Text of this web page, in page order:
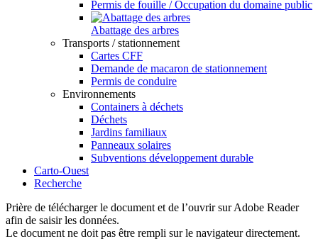
Permis de fouille / Occupation du domaine public
Abattage des arbres
Transports / stationnement
Cartes CFF
Demande de macaron de stationnement
Permis de conduire
Environnements
Containers à déchets
Déchets
Jardins familiaux
Panneaux solaires
Subventions développement durable
Carto-Ouest
Recherche
Prière de télécharger le document et de l’ouvrir sur Adobe Reader
afin de saisir les données.
Le document ne doit pas être rempli sur le navigateur directement.